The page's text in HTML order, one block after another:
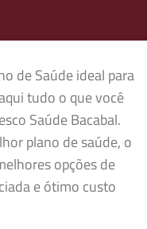
de Saúde ideal para
tudo o que você
Saúde Bacabal.
plano de saúde, o
opções de
e ótimo custo